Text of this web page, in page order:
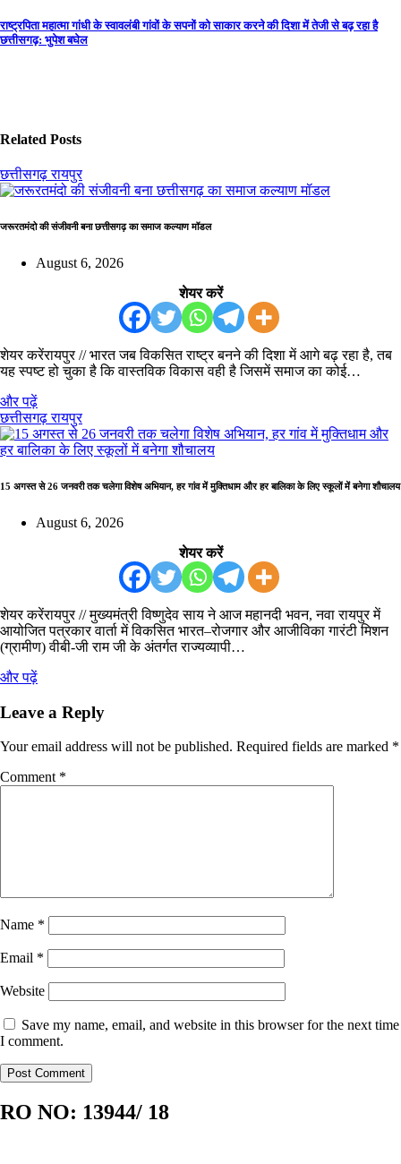
राष्ट्रपिता महात्मा गांधी के स्वावलंबी गांवों के सपनों को साकार करने की दिशा में तेजी से बढ़ रहा है
छत्तीसगढ़: भुपेश बघेल
Related Posts
छत्तीसगढ़रायपुर
जरूरतमंदो की संजीवनी बना छत्तीसगढ़ का समाज कल्याण मॉडल
August 6, 2026
शेयर करें
शेयर करेंरायपुर // भारत जब विकसित राष्ट्र बनने की दिशा में आगे बढ़ रहा है, तब
यह स्पष्ट हो चुका है कि वास्तविक विकास वही है जिसमें समाज का कोई…
और पढ़ें
छत्तीसगढ़रायपुर
15 अगस्त से 26 जनवरी तक चलेगा विशेष अभियान, हर गांव में मुक्तिधाम और हर बालिका के लिए स्कूलों में बनेगा शौचालय
August 6, 2026
शेयर करें
शेयर करेंरायपुर // मुख्यमंत्री विष्णुदेव साय ने आज महानदी भवन, नवा रायपुर में
आयोजित पत्रकार वार्ता में विकसित भारत–रोजगार और आजीविका गारंटी मिशन
(ग्रामीण) वीबी-जी राम जी के अंतर्गत राज्यव्यापी…
और पढ़ें
Leave a Reply
Your email address will not be published. Required fields are marked *
Comment *
Name *
Email *
Website
Save my name, email, and website in this browser for the next time
I comment.
RO NO: 13944/ 18